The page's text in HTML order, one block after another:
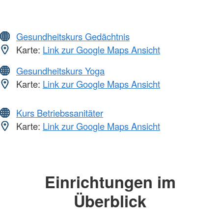
Gesundheitskurs Gedächtnis
Karte: Link zur Google Maps Ansicht
Gesundheitskurs Yoga
Karte: Link zur Google Maps Ansicht
Kurs Betriebssanitäter
Karte: Link zur Google Maps Ansicht
Einrichtungen im
Überblick